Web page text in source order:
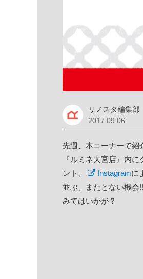
リノスタ編集部
2017.09.06
先週、本コーナーで紹
『ルミネ大宮店』内
ント、
Instagramに
並ぶ、またとない機
みてはいかが？